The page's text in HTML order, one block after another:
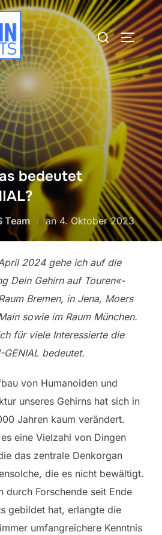
Suchen
nach:
bedeutet
Team anVeröffentlicht
am
4. Oktober 2023
2024 gehe ich auf die
Dein Gehirn auf Touren«-
Bremen, in Jena, Moers
sowie im Raum München.
für viele Interessierte die
GENIAL bedeutet.
von Humanoiden und
unseres Gehirns hat sich in
Jahren kaum verändert.
eine Vielzahl von Dingen
das zentrale Denkorgan
die es nicht bewältigt.
durch Forschende seit Ende
gebildet hat, erlangte die
umfangreichere Kenntnis